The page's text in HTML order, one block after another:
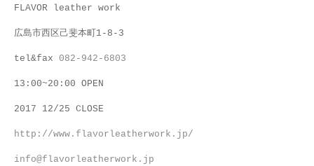
FLAVOR leather work
広島市西区己斐本町1-8-3
tel&fax 082-942-6803
13:00~20:00 OPEN
2017 12/25 CLOSE
http://www.flavorleatherwork.jp/
info@flavorleatherwork.jp